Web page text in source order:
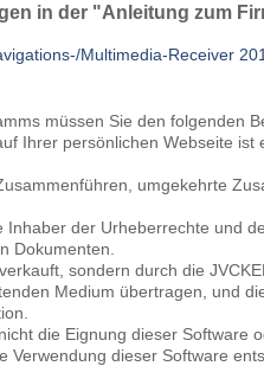
in der "Anleitung zum
Multimedia-Receiver
müssen Sie den folgenden
Ihrer persönlichen Webseite
umgekehrte
Inhaber der Urheberrechte und
Dokumenten.
sondern durch die
Medium übertragen, und
die Eignung dieser
Verwendung dieser Software